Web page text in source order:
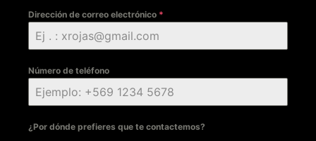
Dirección de correo electrónico *
Número de teléfono
¿Por dónde prefieres que te contactemos?